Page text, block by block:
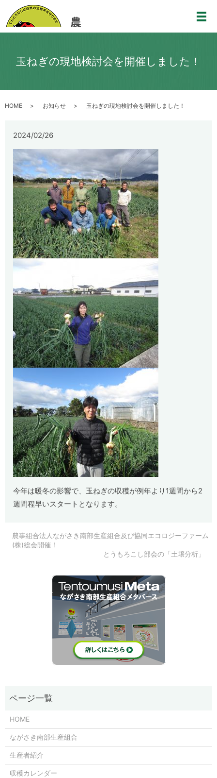
メ
玉ねぎの現地検討会を開催しました！
HOME お知らせ 玉ねぎの現地検討会を開催しました！
2024/02/26
今年は暖冬の影響で、玉ねぎの収穫が例年より1週間から2
週間程早いスタートとなります。
農事組合法人ながさき南部生産組合及び協同エコロジーファーム
(株)総会開催！
とうもろこし部会の「土壌分析」
HOME
ながさき南部生産組合
生産者紹介
収穫カレンダー